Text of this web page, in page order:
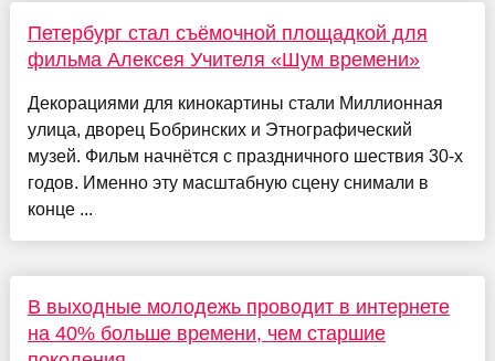
Петербург стал съёмочной площадкой для
фильма Алексея Учителя «Шум времени»
Декорациями для кинокартины стали Миллионная
улица, дворец Бобринских и Этнографический
музей. Фильм начнётся с праздничного шествия 30-х
годов. Именно эту масштабную сцену снимали в
конце ...
В выходные молодежь проводит в интернете
на 40% больше времени, чем старшие